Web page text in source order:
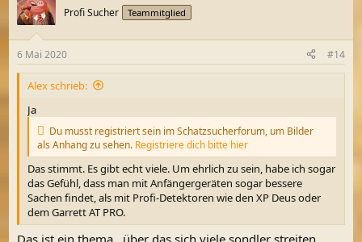
t
i
e
n
Profi Sucher Teammitglied
6 Mai 2020 #14
Alex schrieb:
Ja
Du musst registriert sein im Schatzsucherforum, um Bilder
als Anhang zu sehen. Registriere dich bitte hier
Das stimmt. Es gibt echt viele. Um ehrlich zu sein, habe ich sogar
das Gefühl, dass man mit Anfängergeräten sogar bessere
Sachen findet, als mit Profi-Detektoren wie den XP Deus oder
dem Garrett AT PRO.
Das ist ein thema , über das sich viele sondler streiten ,